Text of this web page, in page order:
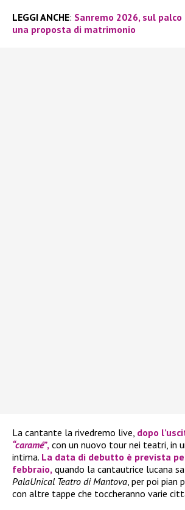
LEGGI ANCHE: Sanremo 2026, sul
una proposta di matrimonio
La cantante la rivedremo live, dopo
“caramé”, con un nuovo tour nei teatri, in
intima. La data di debutto è prevista
febbraio, quando la cantautrice lucana
PalaUnical Teatro di Mantova, per poi pian
con altre tappe che toccheranno varie